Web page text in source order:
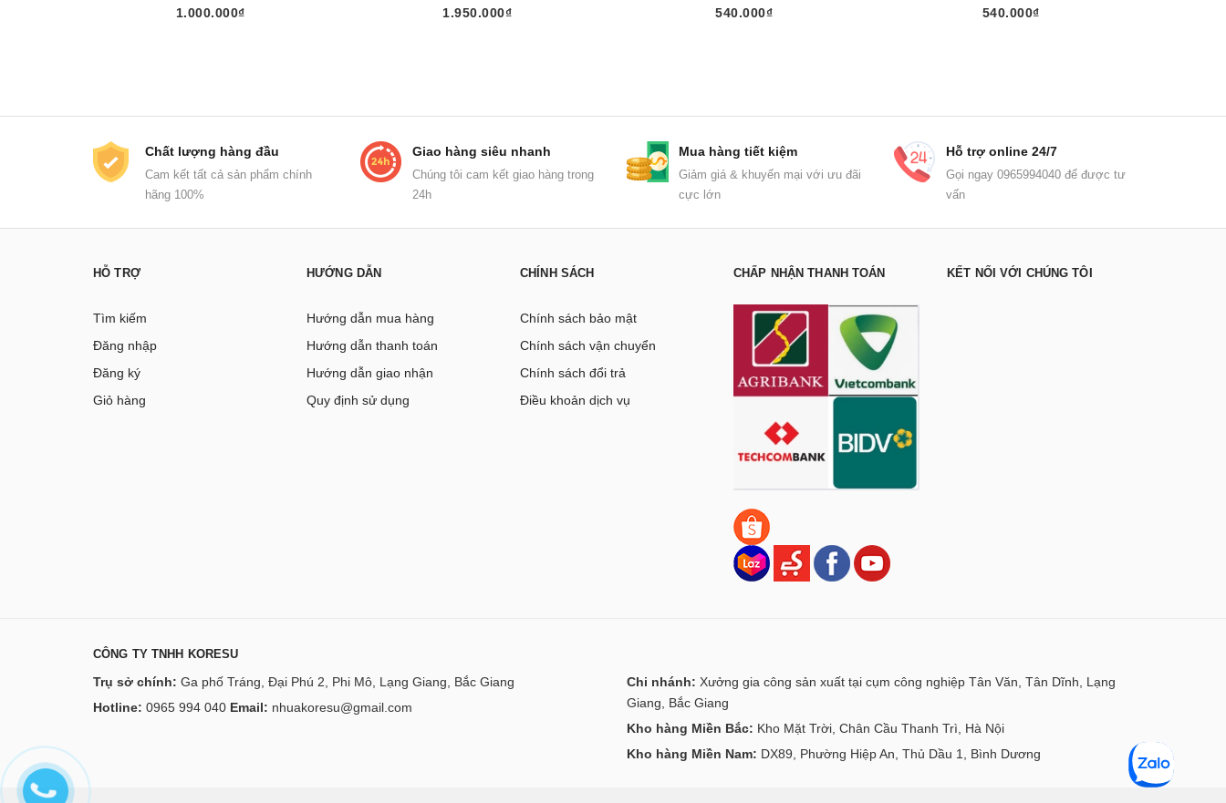
1.000.000₫
1.950.000₫
540.000₫
540.000₫
Chất lượng hàng đầu
Cam kết tất cả sản phẩm chính
hãng 100%
Giao hàng siêu nhanh
Chúng tôi cam kết giao hàng trong
24h
Mua hàng tiết kiệm
Giảm giá & khuyến mại với ưu đãi
cực lớn
Hỗ trợ online 24/7
Gọi ngay 0965994040 để được tư
vấn
HỖ TRỢ
Tìm kiếm
Đăng nhập
Đăng ký
Giỏ hàng
HƯỚNG DẪN
Hướng dẫn mua hàng
Hướng dẫn thanh toán
Hướng dẫn giao nhận
Quy định sử dụng
CHÍNH SÁCH
Chính sách bảo mật
Chính sách vận chuyển
Chính sách đổi trả
Điều khoản dịch vụ
CHẤP NHẬN THANH TOÁN KẾT NỐI VỚI CHÚNG TÔI
CÔNG TY TNHH KORESU
Trụ sở chính: Ga phố Tráng, Đại Phú 2, Phi Mô, Lạng Giang, Bắc Giang
Hotline: 0965 994 040 Email: nhuakoresu@gmail.com
Chi nhánh: Xưởng gia công sản xuất tại cụm công nghiệp Tân Văn, Tân Dĩnh, Lạng
Giang, Bắc Giang
Kho hàng Miền Bắc: Kho Mặt Trời, Chân Cầu Thanh Trì, Hà Nội
Kho hàng Miền Nam: DX89, Phường Hiệp An, Thủ Dầu 1, Bình Dương